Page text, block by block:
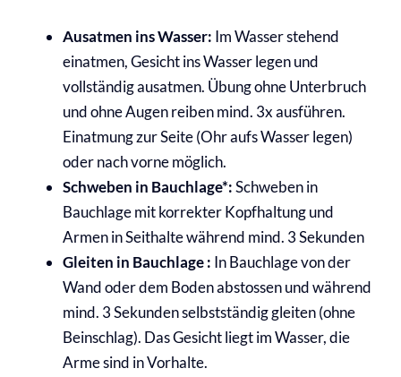
Ausatmen ins Wasser: Im Wasser stehend
einatmen, Gesicht ins Wasser legen und
vollständig ausatmen. Übung ohne Unterbruch
und ohne Augen reiben mind. 3x ausführen.
Einatmung zur Seite (Ohr aufs Wasser legen)
oder nach vorne möglich.
Schweben in Bauchlage*:Schweben in
Bauchlage mit korrekterKopfhaltung und
Armen in Seithalte während mind. 3 Sekunden
Gleiten in Bauchlage: In Bauchlage von der
Wand oder dem Bodenabstossen und während
mind. 3 Sekundenselbstständig gleiten (ohne
Beinschlag). Das Gesicht liegt im Wasser, die
Arme sind in Vorhalte.